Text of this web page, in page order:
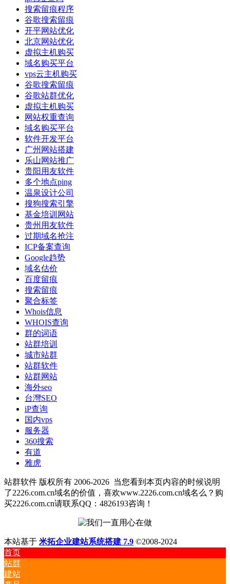
搜索留痕程序
谷歌搜索留痕
开平网站优化
北京网站优化
虚拟主机购买
域名购买平台
vps云主机购买
谷歌搜索留痕
谷歌站群优化
虚拟主机购买
网站权重查询
域名购买平台
软件开发平台
广州网站搭建
乐山网站推广
贵阳用友软件
多个地点ping
温泉设计公司
搜狗搜索引擎
基金培训网站
贵州用友软件
过期域名抢注
ICP备案查询
Google趋势
域名估价
百度留痕
搜索留痕
聚合标签
Whois信息
WHOIS查询
群的词语
站群培训
城市站群
站群软件
站群网站
海外seo
台灣SEO
iP查询
国内vps
服务器
360搜索
有道
雅虎
站群软件 版权所有 2006-2026 当您看到本页内容的时候说明
了2226.com.cn域名的价值，喜欢www.2226.com.cn域名么？购
买2226.com.cn请联系QQ：4826193咨询！
本站基于 米拓企业建站系统搭建 7.9 ©2008-2024
首页
站群
建站